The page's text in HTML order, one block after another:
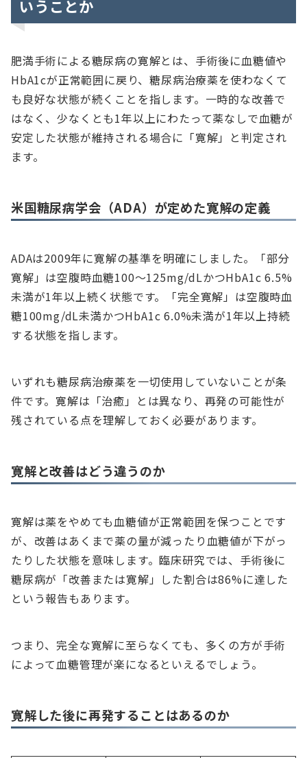
いうことか
肥満手術による糖尿病の寛解とは、手術後に血糖値や
HbA1cが正常範囲に戻り、糖尿病治療薬を使わなくて
も良好な状態が続くことを指します。一時的な改善で
はなく、少なくとも1年以上にわたって薬なしで血糖が
安定した状態が維持される場合に「寛解」と判定され
ます。
米国糖尿病学会（ADA）が定めた寛解の定義
ADAは2009年に寛解の基準を明確にしました。「部分
寛解」は空腹時血糖100～125mg/dLかつHbA1c 6.5%
未満が1年以上続く状態です。「完全寛解」は空腹時血
糖100mg/dL未満かつHbA1c 6.0%未満が1年以上持続
する状態を指します。
いずれも糖尿病治療薬を一切使用していないことが条
件です。寛解は「治癒」とは異なり、再発の可能性が
残されている点を理解しておく必要があります。
寛解と改善はどう違うのか
寛解は薬をやめても血糖値が正常範囲を保つことです
が、改善はあくまで薬の量が減ったり血糖値が下がっ
たりした状態を意味します。臨床研究では、手術後に
糖尿病が「改善または寛解」した割合は86%に達した
という報告もあります。
つまり、完全な寛解に至らなくても、多くの方が手術
によって血糖管理が楽になるといえるでしょう。
寛解した後に再発することはあるのか